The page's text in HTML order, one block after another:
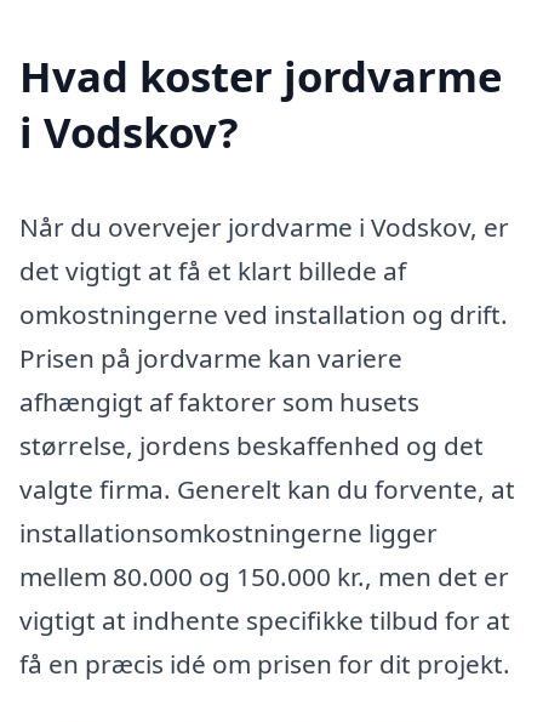
Hvad koster jordvarme
i Vodskov?
Når du overvejer jordvarme i Vodskov, er
det vigtigt at få et klart billede af
omkostningerne ved installation og drift.
Prisen på jordvarme kan variere
afhængigt af faktorer som husets
størrelse, jordens beskaffenhed og det
valgte firma. Generelt kan du forvente, at
installationsomkostningerne ligger
mellem 80.000 og 150.000 kr., men det er
vigtigt at indhente specifikke tilbud for at
få en præcis idé om prisen for dit projekt.